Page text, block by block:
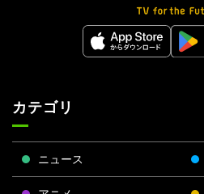
カテゴリ
ニュース